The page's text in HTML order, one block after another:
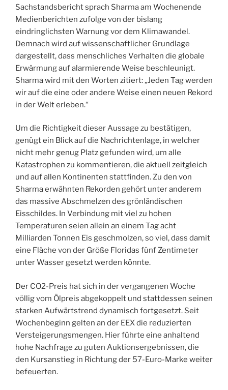
Sachstandsbericht sprach Sharma am Wochenende
Medienberichten zufolge von der bislang
eindringlichsten Warnung vor dem Klimawandel.
Demnach wird auf wissenschaftlicher Grundlage
dargestellt, dass menschliches Verhalten die globale
Erwärmung auf alarmierende Weise beschleunigt.
Sharma wird mit den Worten zitiert: „Jeden Tag werden
wir auf die eine oder andere Weise einen neuen Rekord
in der Welt erleben.“
Um die Richtigkeit dieser Aussage zu bestätigen,
genügt ein Blick auf die Nachrichtenlage, in welcher
nicht mehr genug Platz gefunden wird, um alle
Katastrophen zu kommentieren, die aktuell zeitgleich
und auf allen Kontinenten stattfinden. Zu den von
Sharma erwähnten Rekorden gehört unter anderem
das massive Abschmelzen des grönländischen
Eisschildes. In Verbindung mit viel zu hohen
Temperaturen seien allein an einem Tag acht
Milliarden Tonnen Eis geschmolzen, so viel, dass damit
eine Fläche von der Größe Floridas fünf Zentimeter
unter Wasser gesetzt werden könnte.
Der CO2-Preis hat sich in der vergangenen Woche
völlig vom Ölpreis abgekoppelt und stattdessen seinen
starken Aufwärtstrend dynamisch fortgesetzt. Seit
Wochenbeginn gelten an der EEX die reduzierten
Versteigerungsmengen. Hier führte eine anhaltend
hohe Nachfrage zu guten Auktionsergebnissen, die
den Kursanstieg in Richtung der 57-Euro-Marke weiter
befeuerten.